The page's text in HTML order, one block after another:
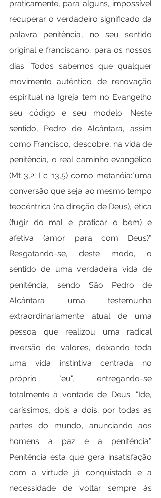
praticamente, para alguns, impossível
recuperar o verdadeiro significado da
palavra penitência, no seu sentido
original e franciscano, para os nossos
dias. Todos sabemos que qualquer
movimento autêntico de renovação
espiritual na Igreja tem no Evangelho
seu código e seu modelo. Neste
sentido, Pedro de Alcântara, assim
como Francisco, descobre, na vida de
penitência, o real caminho evangélico
(Mt 3,2; Lc 13,5) como metanóia:"uma
conversão que seja ao mesmo tempo
teocêntrica (na direção de Deus), ética
(fugir do mal e praticar o bem) e
afetiva (amor para com Deus)".
Resgatando-se, deste modo, o
sentido de uma verdadeira vida de
penitência, sendo São Pedro de
Alcântara uma testemunha
extraordinariamente atual de uma
pessoa que realizou uma radical
inversão de valores, deixando toda
uma vida instintiva centrada no
próprio "eu", entregando-se
totalmente à vontade de Deus: "Ide,
caríssimos, dois a dois, por todas as
partes do mundo, anunciando aos
homens a paz e a penitência".
Penitência esta que gera insatisfação
com a virtude já conquistada e a
necessidade de voltar sempre às